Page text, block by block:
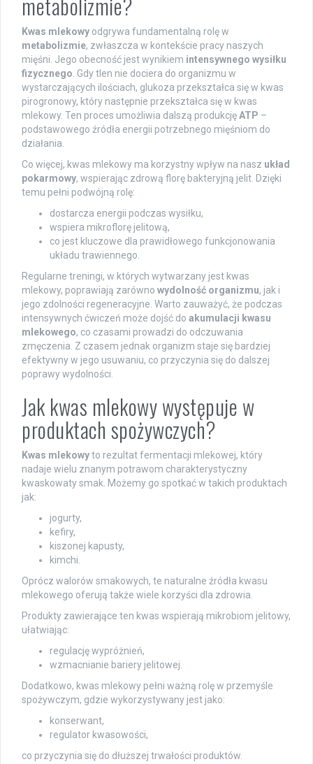
Kwas mlekowy odgrywa fundamentalną rolę w
metabolizmie, zwłaszcza w kontekście pracy naszych
mięśni. Jego obecność jest wynikiem intensywnego wysiłku
fizycznego . Gdy tlen nie dociera do organizmu w
wystarczających ilościach, glukoza przekształca się w kwas
pirogronowy, który następnie przekształca się w kwas
mlekowy. Ten proces umożliwia dalszą produkcjęATP –
podstawowego źródła energii potrzebnego mięśniom do
działania.
Co więcej, kwas mlekowy ma korzystny wpływ na nasz układ
pokarmowy, wspierając zdrową florę bakteryjną jelit. Dzięki
temu pełni podwójną rolę:
dostarcza energii podczas wysiłku,
wspiera mikroflorę jelitową,
co jest kluczowe dla prawidłowego funkcjonowania
układu trawiennego.
Regularne treningi, w których wytwarzany jest kwas
mlekowy, poprawiają zarówno wydolność organizmu, jak i
jego zdolności regeneracyjne. Warto zauważyć, że podczas
intensywnych ćwiczeń może dojść do akumulacji kwasu
mlekowego, co czasami prowadzi do odczuwania
zmęczenia. Z czasem jednak organizm staje się bardziej
efektywny w jego usuwaniu, co przyczynia się do dalszej
poprawy wydolności.
Jak kwas mlekowy występuje w
produktach spożywczych?
Kwas mlekowyto rezultat fermentacji mlekowej, który
nadaje wielu znanym potrawom charakterystyczny
kwaskowaty smak. Możemy go spotkać w takich produktach
jak:
jogurty,
kefiry,
kiszonej kapusty,
kimchi.
Oprócz walorów smakowych, te naturalne źródła kwasu
mlekowego oferują także wiele korzyści dla zdrowia.
Produkty zawierające ten kwas wspierają mikrobiom jelitowy,
ułatwiając:
regulację wypróżnień,
wzmacnianie bariery jelitowej.
Dodatkowo, kwas mlekowy pełni ważną rolę w przemyśle
spożywczym, gdzie wykorzystywany jest jako:
konserwant,
regulator kwasowości,
co przyczynia się do dłuższej trwałości produktów.